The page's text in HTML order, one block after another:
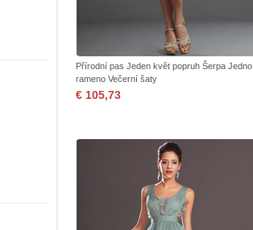
Přírodní pas Jeden květ popruh Šerpa Jedno
rameno Večerní šaty
€ 105,73